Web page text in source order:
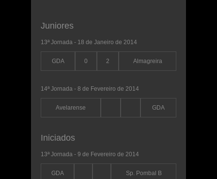
Juniores
13ª Jornada - 18 de Janeiro de 2014
GDA 0 2 Almagreira
14ª Jornada - 8 de Fevereiro de 2014
Avelarense GDA
Iniciados
13ª Jornada - 9 de Fevereiro de 2014
GDA Sp. Pombal B